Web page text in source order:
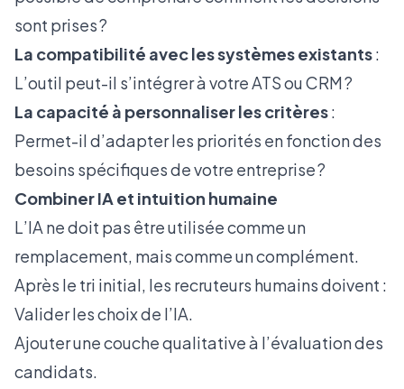
sont prises ?
La compatibilité avec les systèmes existants:
L’outil peut-il s’intégrer à votre ATS ou CRM ?
La capacité à personnaliser les critères:
Permet-il d’adapter les priorités en fonction des
besoins spécifiques de votre entreprise ?
Combiner IA et intuition humaine
L’IA ne doit pas être utilisée comme un
remplacement, mais comme un complément.
Après le tri initial, les recruteurs humains doivent :
Valider les choix de l’IA.
Ajouter une couche qualitative à l’évaluation des
candidats.